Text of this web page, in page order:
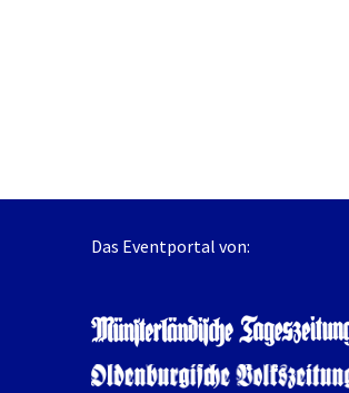
Das Eventportal von: